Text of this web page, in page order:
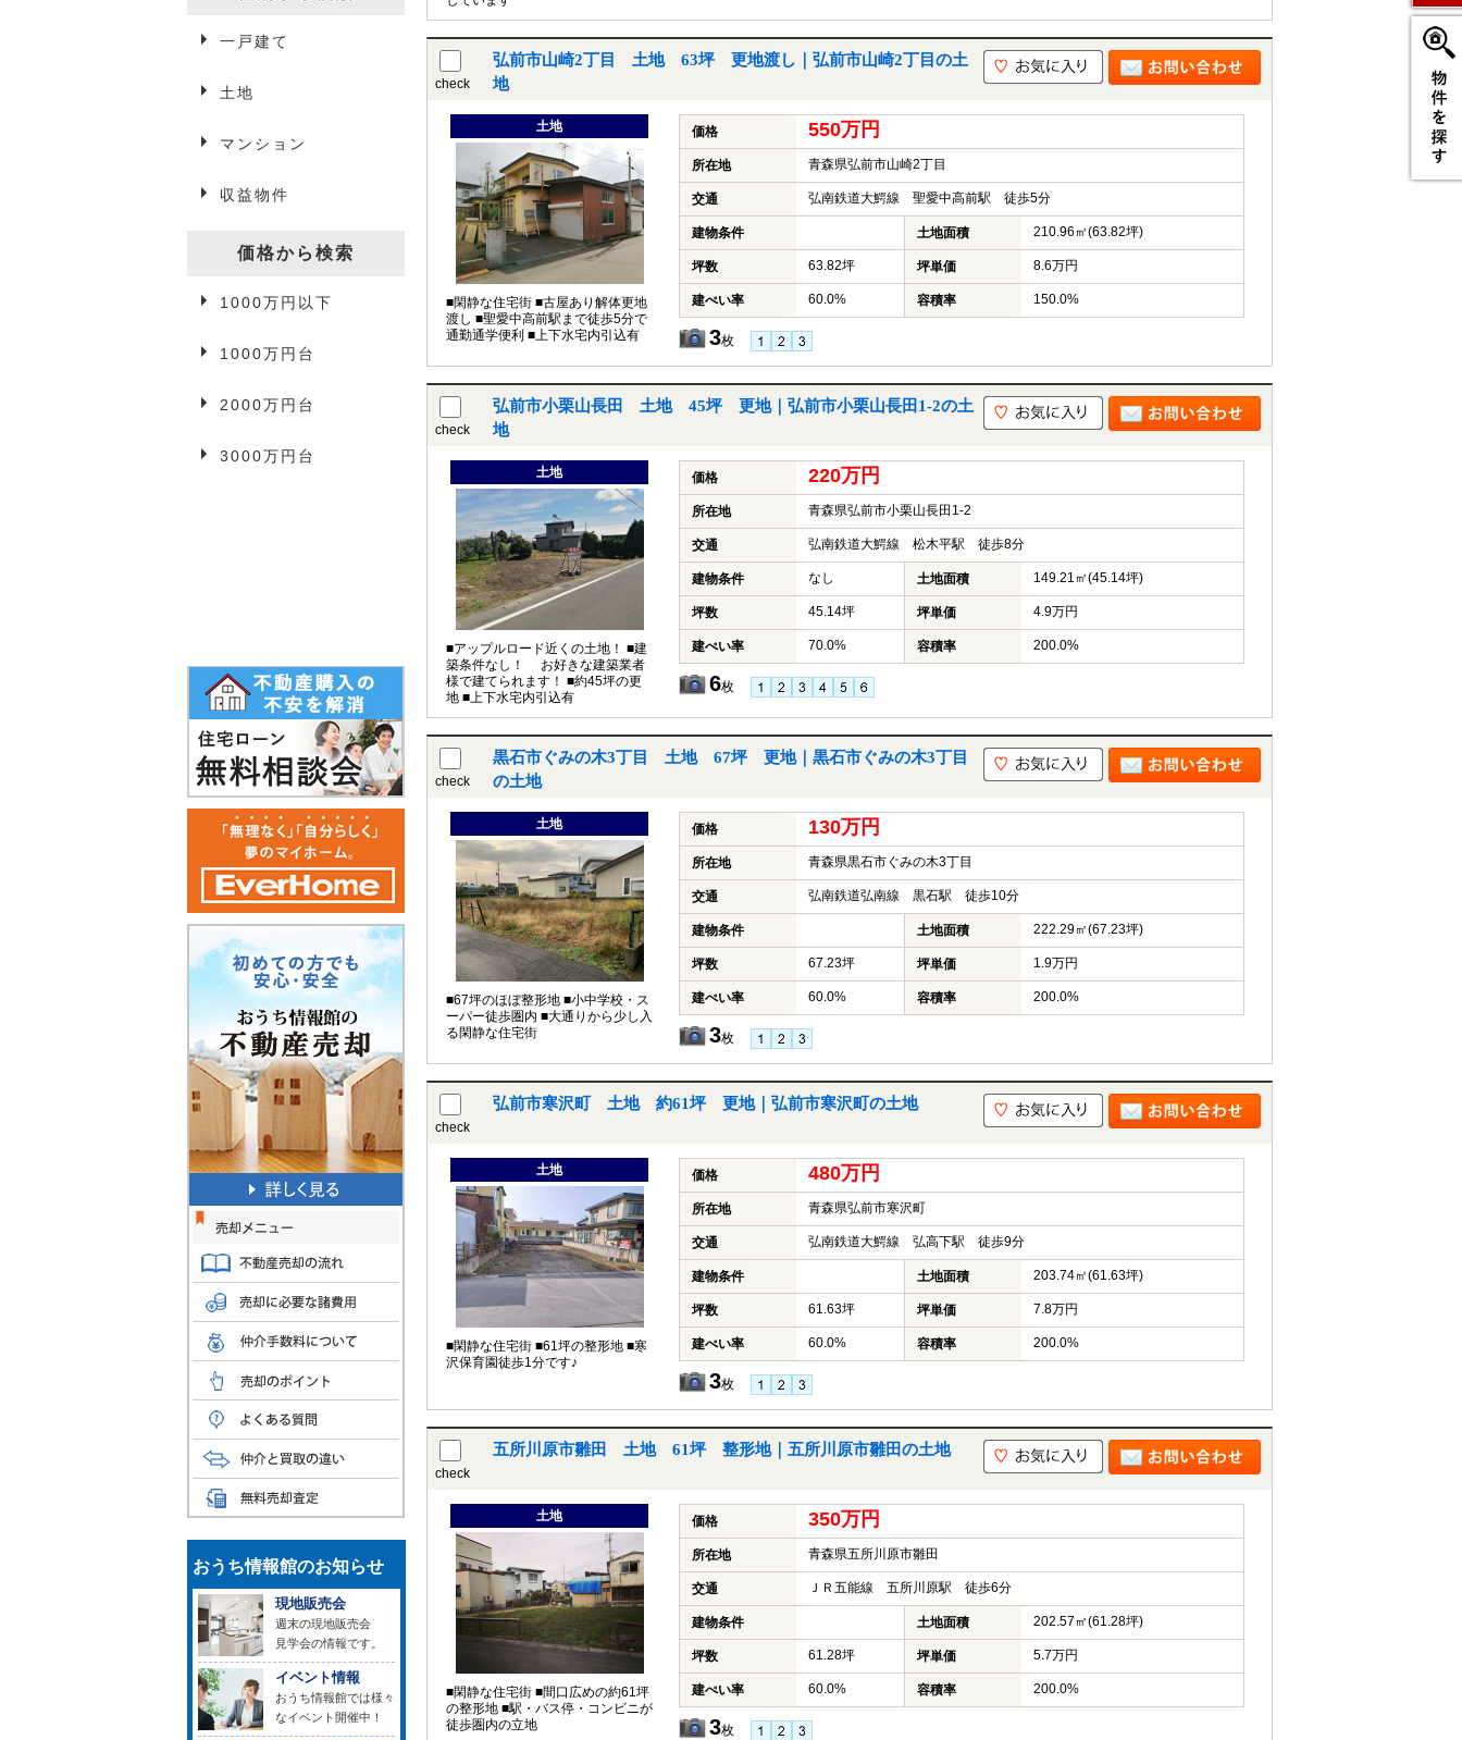
check
弘前市山崎2丁目 土地 63坪 更地渡し｜弘前市山崎2丁目の土
地
土地
■閑静な住宅街 ■古屋あり解体更地
渡し ■聖愛中高前駅まで徒歩5分で
通勤通学便利 ■上下水宅内引込有
価格 550万円
所在地 青森県弘前市山崎2丁目
交通 弘南鉄道大鰐線 聖愛中高前駅 徒歩5分
建物条件 土地面積 210.96㎡(63.82坪)
坪数 63.82坪 坪単価 8.6万円
建ぺい率 60.0% 容積率 150.0%
3枚
check
弘前市小栗山長田 土地 45坪 更地｜弘前市小栗山長田1-2の土
地
土地
■アップルロード近くの土地！ ■建
築条件なし！ お好きな建築業者
様で建てられます！ ■約45坪の更
地 ■上下水宅内引込有
価格 220万円
所在地 青森県弘前市小栗山長田1-2
交通 弘南鉄道大鰐線 松木平駅 徒歩8分
建物条件 なし 土地面積 149.21㎡(45.14坪)
坪数 45.14坪 坪単価 4.9万円
建ぺい率 70.0% 容積率 200.0%
6枚
check
黒石市ぐみの木3丁目 土地 67坪 更地｜黒石市ぐみの木3丁目
の土地
土地
■67坪のほぼ整形地 ■小中学校・ス
ーパー徒歩圏内 ■大通りから少し入
る閑静な住宅街
価格 130万円
所在地 青森県黒石市ぐみの木3丁目
交通 弘南鉄道弘南線 黒石駅 徒歩10分
建物条件 土地面積 222.29㎡(67.23坪)
坪数 67.23坪 坪単価 1.9万円
建ぺい率 60.0% 容積率 200.0%
3枚
check
弘前市寒沢町 土地 約61坪 更地｜弘前市寒沢町の土地
土地
■閑静な住宅街 ■61坪の整形地 ■寒
沢保育園徒歩1分です♪
価格 480万円
所在地 青森県弘前市寒沢町
交通 弘南鉄道大鰐線 弘高下駅 徒歩9分
建物条件 土地面積 203.74㎡(61.63坪)
坪数 61.63坪 坪単価 7.8万円
建ぺい率 60.0% 容積率 200.0%
3枚
check
五所川原市雛田 土地 61坪 整形地｜五所川原市雛田の土地
土地
■閑静な住宅街 ■間口広めの約61坪
の整形地 ■駅・バス停・コンビニが
徒歩圏内の立地
価格 350万円
所在地 青森県五所川原市雛田
交通 ＪＲ五能線 五所川原駅 徒歩6分
建物条件 土地面積 202.57㎡(61.28坪)
坪数 61.28坪 坪単価 5.7万円
建ぺい率 60.0% 容積率 200.0%
3枚
一戸建て
土地
マンション
収益物件
価格から検索
1000万円以下
1000万円台
2000万円台
3000万円台
弘前賃貸情報
アパート・マンション
一戸建て
駐車場
事業用物件
3万円以下
3万円台
おうち情報館のお知らせ
現地販売会
週末の現地販売会
見学会の情報です。
イベント情報
おうち情報館では様々
なイベント開催中！